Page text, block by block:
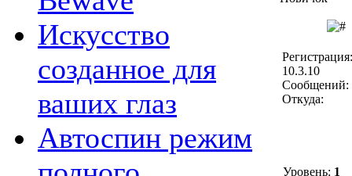
Искусство
созданное для
ваших глаз
Автоспин режим
Регистрация:
10.3.10
Сообщений:
Откуда:
Уровень: 1